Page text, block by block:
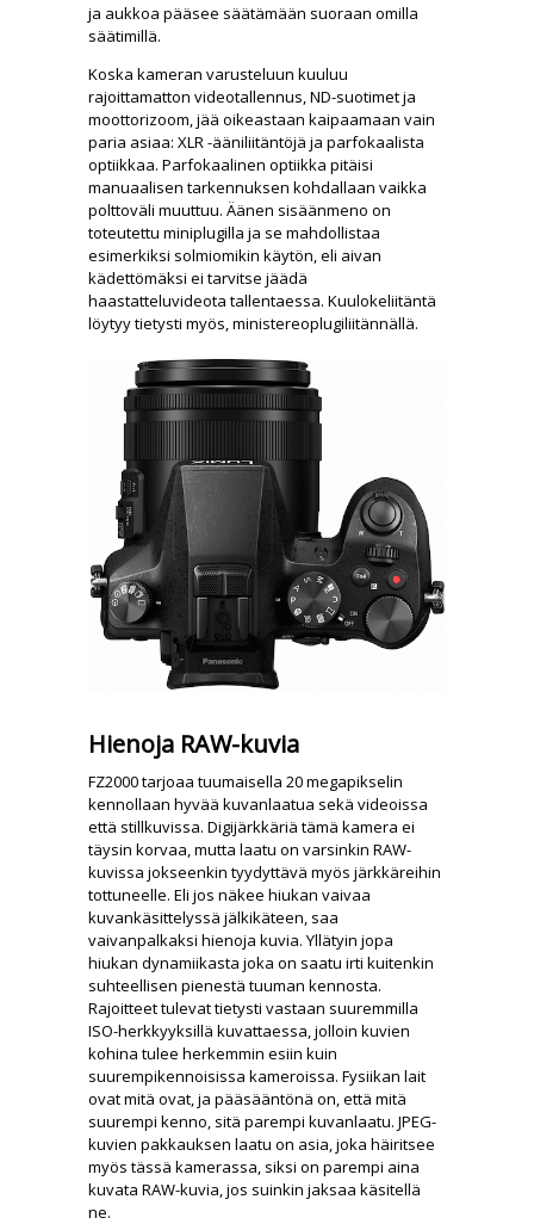
ja aukkoa pääsee säätämään suoraan omilla
säätimillä.
Koska kameran varusteluun kuuluu
rajoittamatton videotallennus, ND-suotimet ja
moottorizoom, jää oikeastaan kaipaamaan vain
paria asiaa: XLR -ääniliitäntöjä ja parfokaalista
optiikkaa. Parfokaalinen optiikka pitäisi
manuaalisen tarkennuksen kohdallaan vaikka
polttoväli muuttuu. Äänen sisäänmeno on
toteutettu miniplugilla ja se mahdollistaa
esimerkiksi solmiomikin käytön, eli aivan
kädettömäksi ei tarvitse jäädä
haastatteluvideota tallentaessa. Kuulokeliitäntä
löytyy tietysti myös, ministereoplugiliitännällä.
Hienoja RAW-kuvia
FZ2000 tarjoaa tuumaisella 20 megapikselin
kennollaan hyvää kuvanlaatua sekä videoissa
että stillkuvissa. Digijärkkäriä tämä kamera ei
täysin korvaa, mutta laatu on varsinkin RAW-
kuvissa jokseenkin tyydyttävä myös järkkäreihin
tottuneelle. Eli jos näkee hiukan vaivaa
kuvankäsittelyssä jälkikäteen, saa
vaivanpalkaksi hienoja kuvia. Yllätyin jopa
hiukan dynamiikasta joka on saatu irti kuitenkin
suhteellisen pienestä tuuman kennosta.
Rajoitteet tulevat tietysti vastaan suuremmilla
ISO-herkkyyksillä kuvattaessa, jolloin kuvien
kohina tulee herkemmin esiin kuin
suurempikennoisissa kameroissa. Fysiikan lait
ovat mitä ovat, ja pääsääntönä on, että mitä
suurempi kenno, sitä parempi kuvanlaatu. JPEG-
kuvien pakkauksen laatu on asia, joka häiritsee
myös tässä kamerassa, siksi on parempi aina
kuvata RAW-kuvia, jos suinkin jaksaa käsitellä
ne.